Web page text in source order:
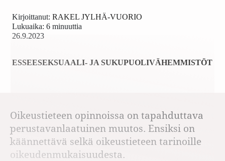
26.9.2023
Kirjoittanut: RAKEL JYLHÄ-VUORIO
Lukuaika: 6 minuuttia
ESSEESEKSUAALI- JA SUKUPUOLIVÄHEMMISTÖT
Oikeustieteen opinnoissa on tapahduttava
perustavanlaatuinen muutos. Ensiksi on
käännettävä selkä oikeustieteen tarinoille
oikeudenmukaisuudesta.